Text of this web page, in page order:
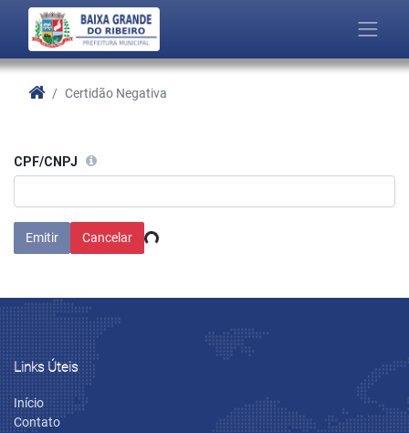
Certidão Negativa
CPF/CNPJ
Emitir Cancelar
Links Úteis
Início
Contato